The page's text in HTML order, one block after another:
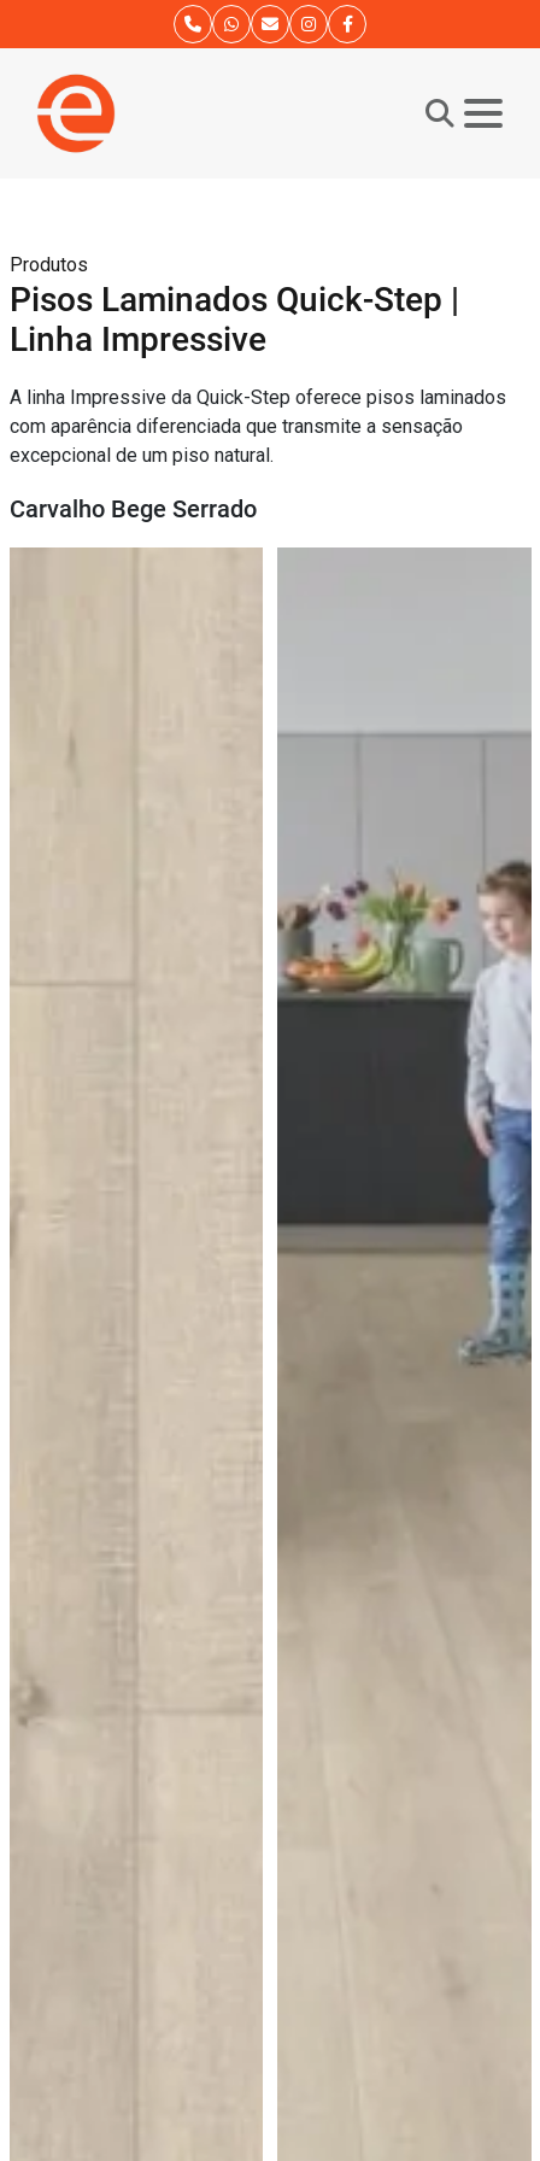
Produtos
Pisos Laminados Quick-Step |
Linha Impressive
A linha Impressive da Quick-Step oferece pisos laminados
com aparência diferenciada que transmite a sensação
excepcional de um piso natural.
Carvalho Bege Serrado